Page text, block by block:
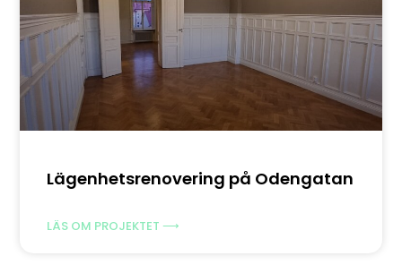
Lägenhetsrenovering på Odengatan
LÄS OM PROJEKTET ⟶